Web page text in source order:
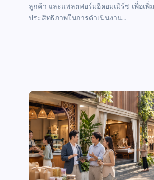
ลูกค้า และแพลตฟอร์มอีคอมเมิร์ซ เพื่อเพิ่ม
ประสิทธิภาพในการดำเนินงาน…